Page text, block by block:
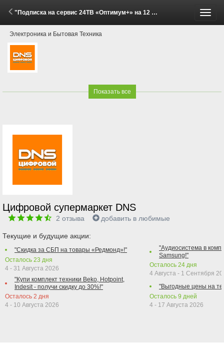
"Подписка на сервис 24ТВ «Оптимум+» на 12 месяцев со скидкой!" (29 Мая - 15 Июня 2026)
Электроника и Бытовая Техника
Показать все
Цифровой супермаркет DNS
2 отзыва добавить в любимые
Текущие и будущие акции:
"Скидка за СБП на товары «Редмонд»!"
Осталось 23 дня
4 - 31 Августа 2026
"Купи комплект техники Beko, Hotpoint,
Indesit - получи скидку до 30%!"
Осталось 2 дня
4 - 10 Августа 2026
"Аудиосистема в
Samsung!"
Осталось 24 дня
4 Августа - 1 Сентября
"Выгодные цены на
Осталось 9 дней
4 - 17 Августа 2026